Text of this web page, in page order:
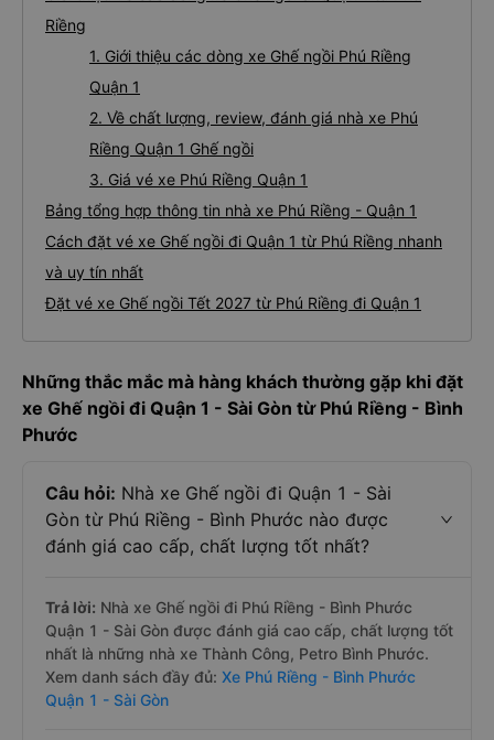
Riềng
1. Giới thiệu các dòng xe Ghế ngồi Phú Riềng
Quận 1
2. Về chất lượng, review, đánh giá nhà xe Phú
Riềng Quận 1 Ghế ngồi
3. Giá vé xe Phú Riềng Quận 1
Bảng tổng hợp thông tin nhà xe Phú Riềng - Quận 1
Cách đặt vé xe Ghế ngồi đi Quận 1 từ Phú Riềng nhanh
và uy tín nhất
Đặt vé xe Ghế ngồi Tết 2027 từ Phú Riềng đi Quận 1
Những thắc mắc mà hàng khách thường gặp khi đặt
xe Ghế ngồi đi Quận 1 - Sài Gòn từ Phú Riềng - Bình
Phước
Câu hỏi: Nhà xe Ghế ngồi đi Quận 1 - Sài
Gòn từ Phú Riềng - Bình Phước nào được
đánh giá cao cấp, chất lượng tốt nhất?
Trả lời: Nhà xe Ghế ngồi đi Phú Riềng - Bình Phước
Quận 1 - Sài Gòn được đánh giá cao cấp, chất lượng tốt
nhất là những nhà xe Thành Công, Petro Bình Phước.
Xem danh sách đầy đủ: Xe Phú Riềng - Bình Phước
Quận 1 - Sài Gòn